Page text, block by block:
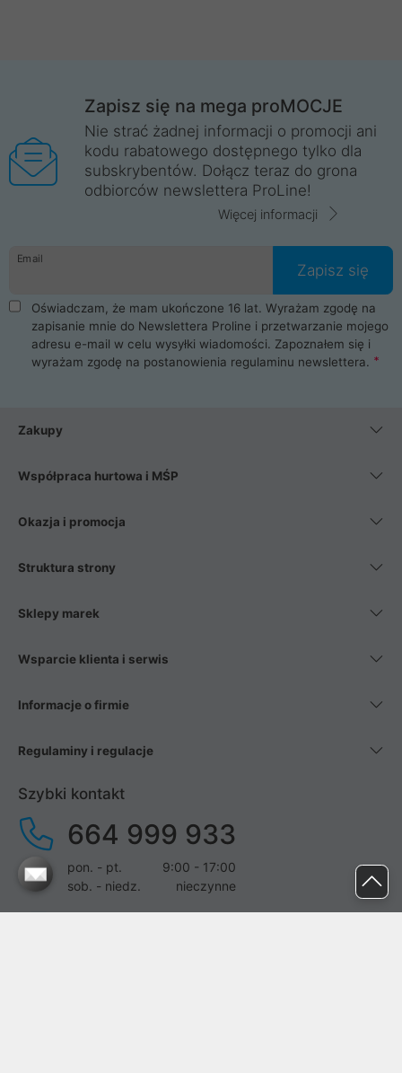
Zapisz się na mega proMOCJE
Nie strać żadnej informacji o promocji ani
kodu rabatowego dostępnego tylko dla
subskrybentów. Dołącz teraz do grona
odbiorców newslettera ProLine!
Więcej informacji
Email
Zapisz się
Oświadczam, że mam ukończone 16 lat. Wyrażam zgodę na
zapisanie mnie do Newslettera Proline i przetwarzanie mojego
adresu e-mail w celu wysyłki wiadomości. Zapoznałem się i
wyrażam zgodę na postanowienia regulaminu newslettera.
Zakupy
Współpraca hurtowa i MŚP
Okazja i promocja
Struktura strony
Sklepy marek
Wsparcie klienta i serwis
Informacje o firmie
Regulaminy i regulacje
Szybki kontakt
664 999 933
pon. - pt.
9:00 - 17:00
sob. - niedz.
nieczynne